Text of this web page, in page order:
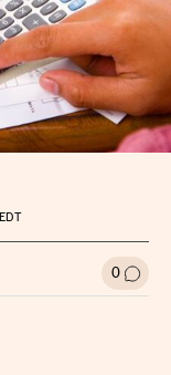
EDT
0 Ir a